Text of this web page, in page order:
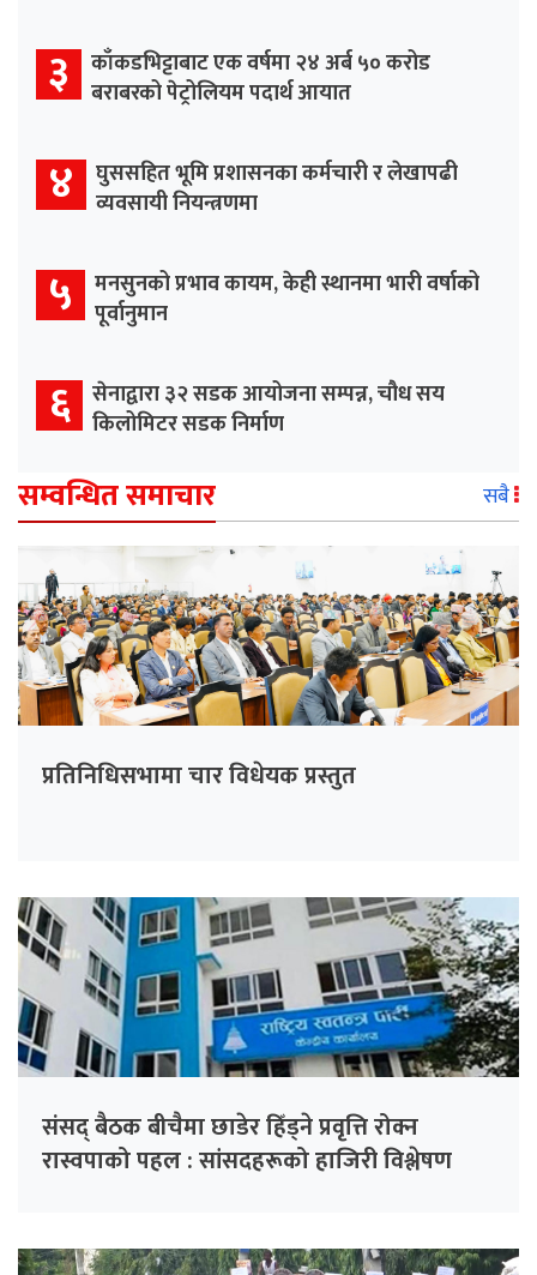
३ काँकडभिट्टाबाट एक वर्षमा २४ अर्ब ५० करोड
बराबरको पेट्रोलियम पदार्थ आयात
४ घुससहित भूमि प्रशासनका कर्मचारी र लेखापढी
व्यवसायी नियन्त्रणमा
५ मनसुनको प्रभाव कायम, केही स्थानमा भारी वर्षाको
पूर्वानुमान
६ सेनाद्वारा ३२ सडक आयोजना सम्पन्न, चौध सय
किलोमिटर सडक निर्माण
सम्वन्धित समाचार सबै
प्रतिनिधिसभामा चार विधेयक प्रस्तुत
संसद् बैठक बीचैमा छाडेर हिँड्ने प्रवृत्ति रोक्न
रास्वपाको पहल : सांसदहरूको हाजिरी विश्लेषण